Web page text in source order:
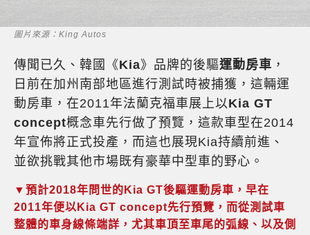
圖片來源：King Autos
傳聞已久、韓國《Kia》品牌的後驅運動房車 ，
日前在加州南部地區進行測試時被捕獲，這輛運
動房車，在2011年法蘭克福車展上以Kia GT
concept概念車先行做了預覽，這款車型在2014
年宣佈將正式投產，而這也展現Kia持續前進、
並欲挑戰其他市場既有豪華中型車的野心。
▼預計2018年問世的Kia GT後驅運動房車，早在
2011年便以Kia GT concept先行預覽，而從測試車
整體的車身線條端詳，尤其車頂至車尾的弧線、以及側